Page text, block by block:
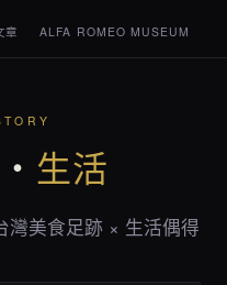
章 ALFA ROMEO MUSEUM
生活
灣美食足跡 × 生活偶得